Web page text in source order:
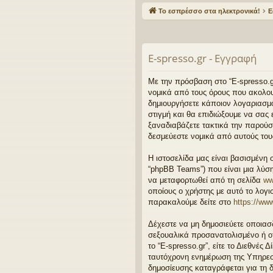
γο
ς
συ
νδ
έσ
εις
Το εσπρέσσο στα ηλεκτρονικά!
E-spresso.gr - Εγγραφή
Με την πρόσβαση στο “E-
νομικά από τους όρους που
δημιουργήσετε κάποιον
στιγμή και θα επιδιώξουμε να
ξαναδιαβάζετε τακτικά την
δεσμεύεστε νομικά από αυτούς
Η ιστοσελίδα μας είναι βασισμένη
“phpBB Teams”) που είναι μια
να μεταφορτωθεί από τη σελίδα
οποίους ο χρήστης με αυτό το
παρακαλούμε δείτε στο https://
Δέχεστε να μη δημοσιεύετε
σεξουαλικά προσανατολισμένο ή
το “E-spresso.gr”, είτε το Διεθνές
ταυτόχρονη ενημέρωση της
δημοσίευσης καταγράφεται για